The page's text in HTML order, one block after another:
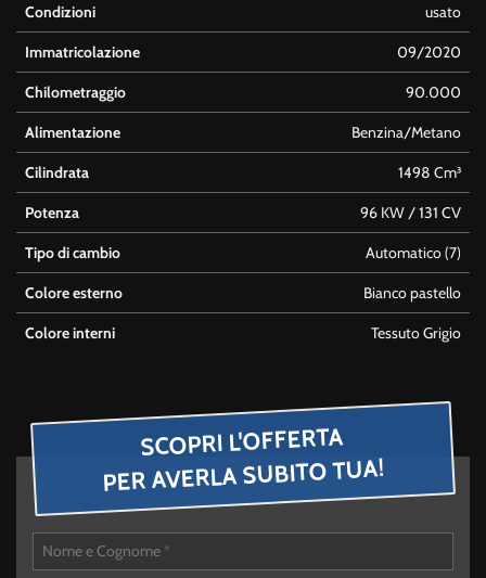
Condizioni usato
Immatricolazione 09/2020
Chilometraggio 90.000
Alimentazione Benzina/Metano
Cilindrata 1498 Cm³
Potenza 96 KW / 131 CV
Tipo di cambio Automatico (7)
Colore esterno Bianco pastello
Colore interni Tessuto Grigio
SCOPRI L'OFFERTA
PER AVERLA SUBITO TUA!